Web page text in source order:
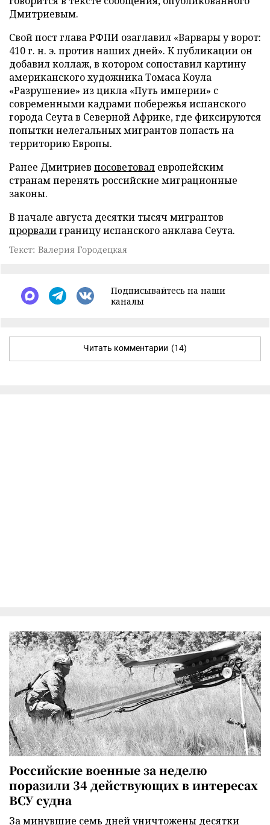
Дмитриевым.
Свой пост глава РФПИ озаглавил «Варвары у ворот:
410 г. н. э. против наших дней». К публикации он
добавил коллаж, в котором сопоставил картину
американского художника Томаса Коула
«Разрушение» из цикла «Путь империи» с
современными кадрами побережья испанского
города Сеута в Северной Африке, где фиксируются
попытки нелегальных мигрантов попасть на
территорию Европы.
Ранее Дмитриев посоветовал европейским
странам перенять российские миграционные
законы.
В начале августа десятки тысяч мигрантов
прорвалиграницу испанского анклава Сеута.
Текст: Валерия Городецкая
Подписывайтесь на наши
каналы
Читать комментарии (14)
Российские военные за неделю
поразили 34 действующих в интересах
ВСУ судна
За минувшие семь дней уничтожены десятки